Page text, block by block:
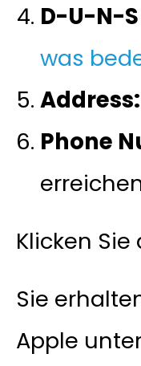
D-U-N-
was
Address:
Phone
Klicken
Sie
Apple